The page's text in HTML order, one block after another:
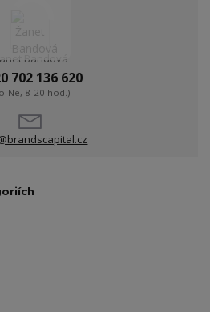
Bandová
702 136 620
Ne, 8-20 hod.)